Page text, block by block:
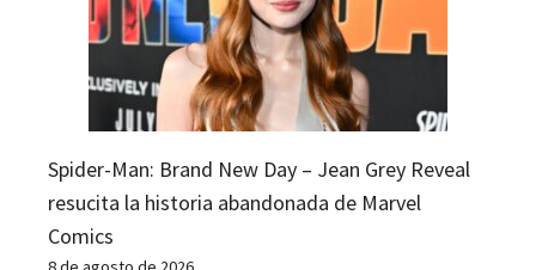
Spider-Man: Brand New Day – Jean Grey Reveal
resucita la historia abandonada de Marvel
Comics